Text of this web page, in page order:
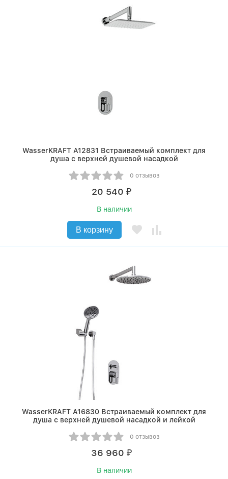
WasserKRAFT A12831 Встраиваемый комплект для
душа с верхней душевой насадкой
0 отзывов
20 540 ₽
В наличии
В корзину
WasserKRAFT A16830 Встраиваемый комплект для
душа с верхней душевой насадкой и лейкой
0 отзывов
36 960 ₽
В наличии